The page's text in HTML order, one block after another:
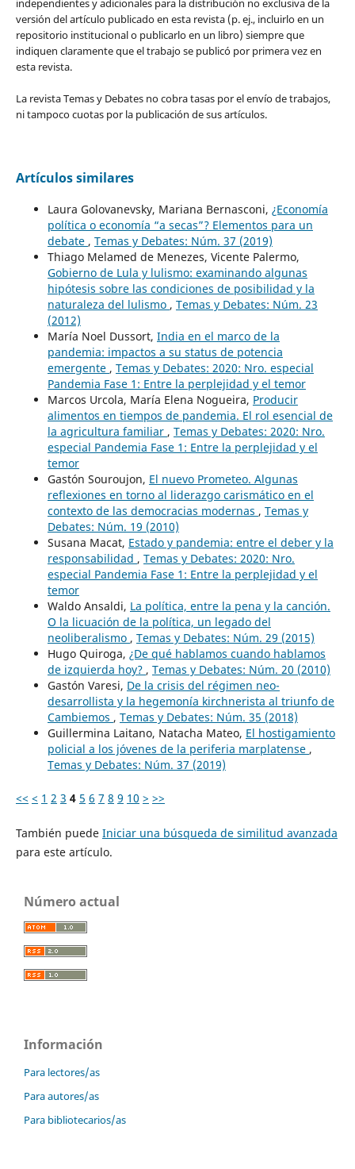
independientes y adicionales para la distribución no exclusiva de la
versión del artículo publicado en esta revista (p. ej., incluirlo en un
repositorio institucional o publicarlo en un libro) siempre que
indiquen claramente que el trabajo se publicó por primera vez en
esta revista.
La revista Temas y Debates no cobra tasas por el envío de trabajos,
ni tampoco cuotas por la publicación de sus artículos.
Artículos similares
Laura Golovanevsky, Mariana Bernasconi, ¿Economía
política o economía “a secas”? Elementos para un
debate , Temas y Debates: Núm. 37 (2019)
Thiago Melamed de Menezes, Vicente Palermo,
Gobierno de Lula y lulismo: examinando algunas
hipótesis sobre las condiciones de posibilidad y la
naturaleza del lulismo , Temas y Debates: Núm. 23
(2012)
María Noel Dussort, India en el marco de la
pandemia: impactos a su status de potencia
emergente , Temas y Debates: 2020: Nro. especial
Pandemia Fase 1: Entre la perplejidad y el temor
Marcos Urcola, María Elena Nogueira, Producir
alimentos en tiempos de pandemia. El rol esencial de
la agricultura familiar , Temas y Debates: 2020: Nro.
especial Pandemia Fase 1: Entre la perplejidad y el
temor
Gastón Souroujon, El nuevo Prometeo. Algunas
reflexiones en torno al liderazgo carismático en el
contexto de las democracias modernas , Temas y
Debates: Núm. 19 (2010)
Susana Macat, Estado y pandemia: entre el deber y la
responsabilidad , Temas y Debates: 2020: Nro.
especial Pandemia Fase 1: Entre la perplejidad y el
temor
Waldo Ansaldi, La política, entre la pena y la canción.
O la licuación de la política, un legado del
neoliberalismo , Temas y Debates: Núm. 29 (2015)
Hugo Quiroga, ¿De qué hablamos cuando hablamos
de izquierda hoy? , Temas y Debates: Núm. 20 (2010)
Gastón Varesi, De la crisis del régimen neo-
desarrollista y la hegemonía kirchnerista al triunfo de
Cambiemos , Temas y Debates: Núm. 35 (2018)
Guillermina Laitano, Natacha Mateo, El hostigamiento
policial a los jóvenes de la periferia marplatense ,
Temas y Debates: Núm. 37 (2019)
<< < 1 2 3 4 5 6 7 8 9 10 > >>
También puede Iniciar una búsqueda de similitud avanzada
para este artículo.
Número actual
Información
Para lectores/as
Para autores/as
Para bibliotecarios/as